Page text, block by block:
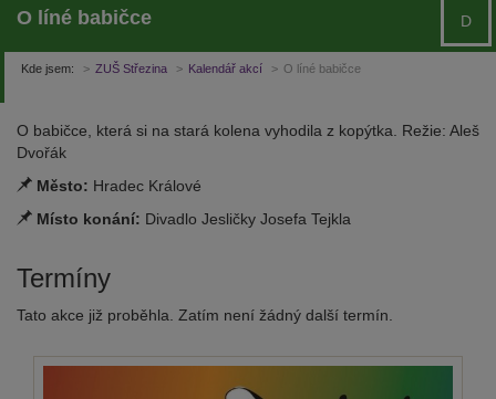
O líné babičce D
Kde jsem: ZUŠ Střezina Kalendář akcí O líné babičce
O babičce, která si na stará kolena vyhodila z kopýtka. Režie: Aleš
Dvořák
Město: Hradec Králové
Místo konání: Divadlo Jesličky Josefa Tejkla
Termíny
Tato akce již proběhla. Zatím není žádný další termín.